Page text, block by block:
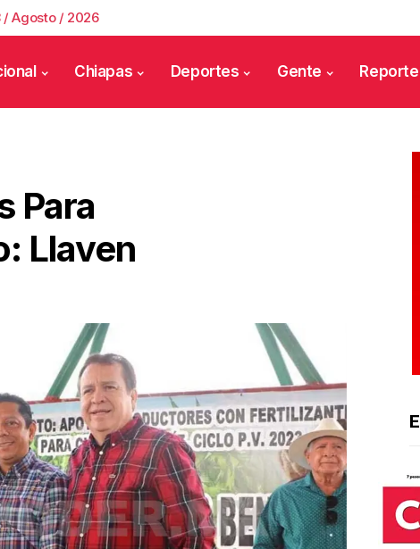
/ Agosto / 2026
Chiapas Deportes Gente
Para
Llaven